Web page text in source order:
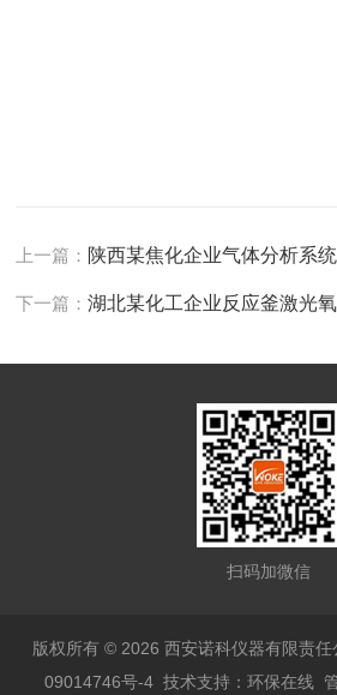
上一篇： 陕西某焦化企业气体分析系
下一篇：湖北某化工企业反应釜激光
扫码加微信
版权所有 © 2026 西安诺科仪器有限责
09014746号-4 技术支持：环保在线